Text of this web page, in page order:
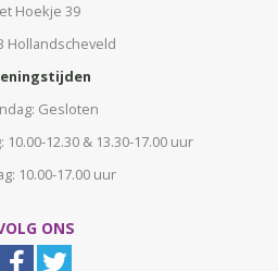
Hoekje 39
Hollandscheveld
Gesloten
12.30 & 13.30-17.00 uur
10.00-17.00 uur
ONS